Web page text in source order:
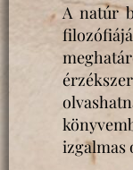
A natúr
izgalmas